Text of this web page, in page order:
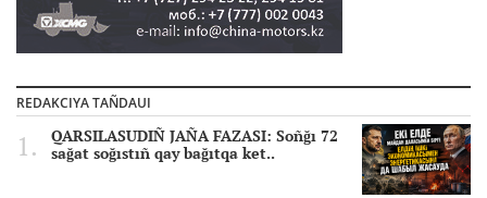
REDAKCIYA TAÑDAUI
QARSILASUDIÑ JAÑA FAZASI: Soñğı 72
sağat soğıstıñ qay bağıtqa ket..